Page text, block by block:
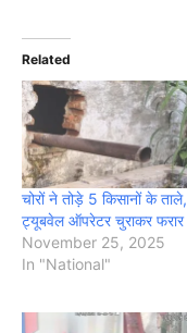
Related
चोरों ने तोड़े 5 किसानों के ताले,
ट्यूबवेल ऑपरेटर चुराकर फरार
November 25, 2025
In "National"